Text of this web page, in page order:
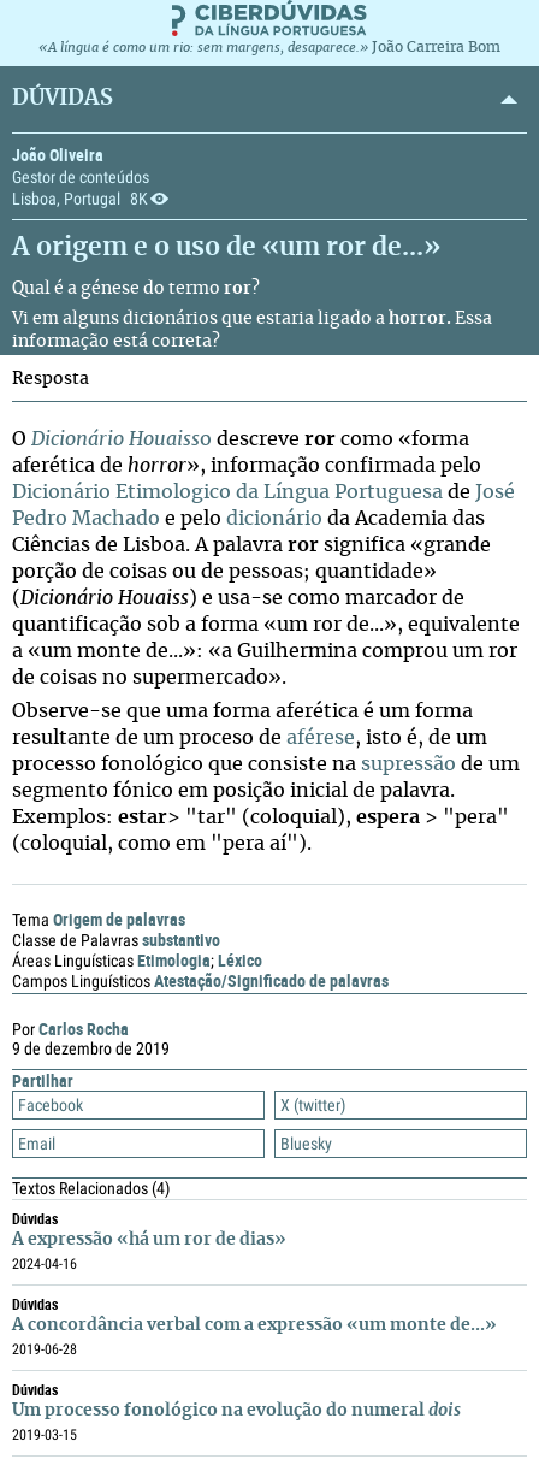
«A língua é como um rio: sem margens, desaparece.» João Carreira Bom
DÚVIDAS
João Oliveira
Gestor de conteúdos
Lisboa, Portugal
8K
A origem e o uso de «um ror de...»
Qual é a génese do termo ror?
Vi em alguns dicionários que estaria ligado a horror. Essa
informação está correta?
PorCarlos Rocha
9 de dezembro de 2019
Partilhar
Facebook
X (twitter)
Email
Bluesky
Textos Relacionados(4)
Dúvidas
A expressão «há um ror de dias»
2024-04-16
Dúvidas
A concordância verbal com a expressão «um monte de...»
2019-06-28
Dúvidas
Um processo fonológico na evolução do numeral dois
2019-03-15
Resposta
O Dicionário Houaisso descreve ror como «forma
aferética de horror», informação confirmada pelo
Dicionário Etimologico da Língua Portuguesa de José
Pedro Machado e pelo dicionário da Academia das
Ciências de Lisboa. A palavra ror significa «grande
porção de coisas ou de pessoas; quantidade»
( Dicionário Houaiss) e usa-se como marcador de
quantificação sob a forma «um ror de...», equivalente
a «um monte de...»: «a Guilhermina comprou um ror
de coisas no supermercado».
Observe-se que uma forma aferética é um forma
resultante de um proceso de aférese, isto é, de um
processo fonológico que consiste na supressão de um
segmento fónico em posição inicial de palavra.
Exemplos: estar> "tar" (coloquial), espera > "pera"
(coloquial, como em "pera aí").
Tema Origem de palavras
Classe de Palavrassubstantivo
Áreas LinguísticasEtimologia;Léxico
Campos LinguísticosAtestação/Significado de palavras